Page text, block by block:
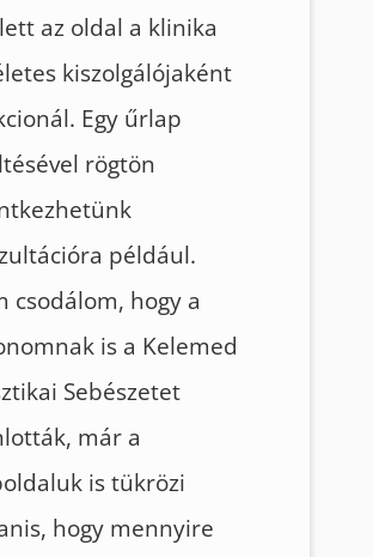
az oldal a klinika
kiszolgálójaként
Egy űrlap
rögtön
például.
csodálom, hogy a
is a Kelemed
Sebészetet
már a
is tükrözi
hogy mennyire